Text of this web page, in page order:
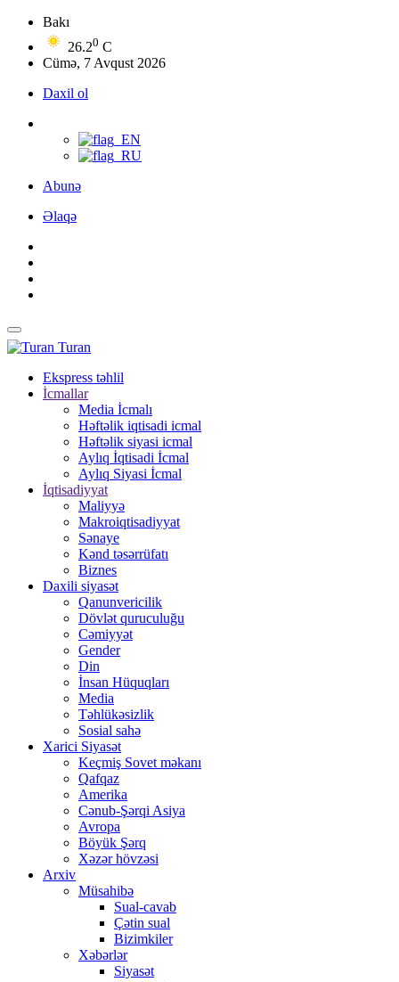
Bakı
26.20 C
Cümə, 7 Avqust 2026
Daxil ol
Abunə
Əlaqə
Turan
Ekspress təhlil
İcmallar
Media İcmalı
Həftəlik iqtisadi icmal
Həftəlik siyasi icmal
Aylıq İqtisadi İcmal
Aylıq Siyasi İcmal
İqtisadiyyat
Maliyyə
Makroiqtisadiyyat
Sənaye
Kənd təsərrüfatı
Biznes
Daxili siyasət
Qanunvericilik
Dövlət quruculuğu
Cəmiyyət
Gender
Din
İnsan Hüquqları
Media
Təhlükəsizlik
Sosial sahə
Xarici Siyasət
Keçmiş Sovet məkanı
Qafqaz
Amerika
Cənub-Şərqi Asiya
Avropa
Böyük Şərq
Xəzər hövzəsi
Arxiv
Müsahibə
Sual-cavab
Çətin sual
Bizimkiler
Xəbərlər
Siyasət